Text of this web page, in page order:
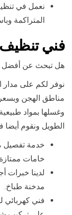
نعمل في
المتراكمة
فني
هل تبحث عن أفضل
مناطق الهجن
وغسلها بمواد
الطويل ونقوم أيضا
خدمة تفصيل
خامات
لدينا خبرات
مدخنة طباخ.
فني